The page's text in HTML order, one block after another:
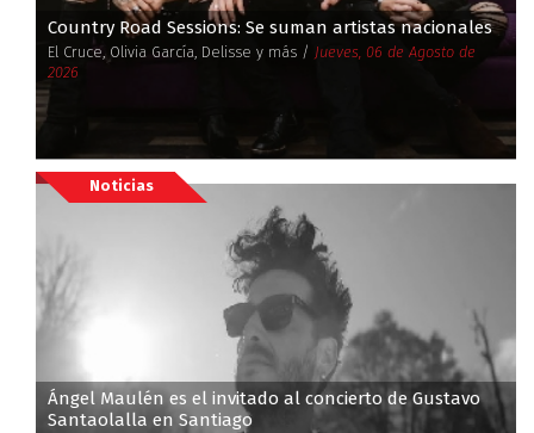
Country Road Sessions: Se suman artistas nacionales
El Cruce, Olivia García, Delisse y más / Jueves, 06 de Agosto de
2026
Noticias
Ángel Maulén es el invitado al concierto de Gustavo
Santaolalla en Santiago